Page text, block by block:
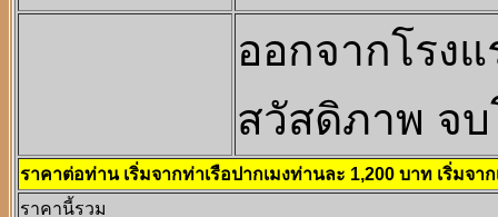
ออกจากโรง
สวัสดิภาพ จ
ราคาต่อท่าน เริ่มจากท่าเรือปากเมงท่านละ 1,200 บาท เริ่มจา
ราคานี้รวม